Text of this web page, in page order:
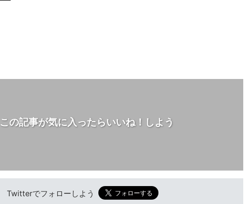
この記事が気に入ったらいいね！しよう
Twitterでフォローしよう